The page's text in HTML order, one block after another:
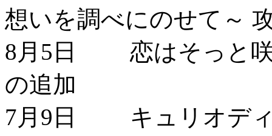
想いを調べにのせて～
8月5日 恋はそっと咲
の追加
7月9日 キュリオディ